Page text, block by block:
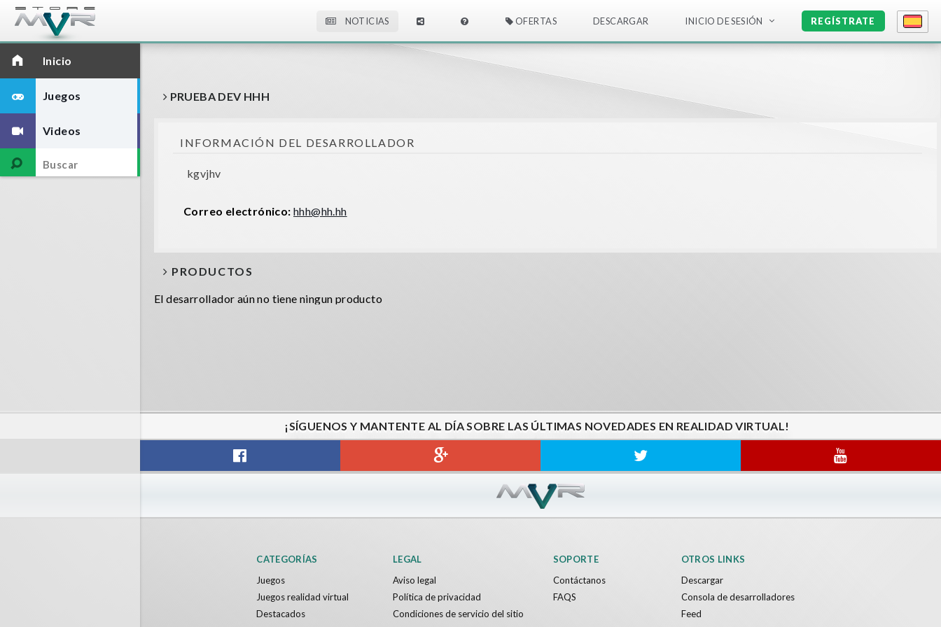
NOTICIAS OFERTAS DESCARGAR INICIO DE SESIÓN REGÍSTRATE
Inicio
Juegos
Videos
PRUEBA DEV HHH
INFORMACIÓN DEL DESARROLLADOR
kgvjhv
Correo electrónico: hhh@hh.hh
PRODUCTOS
El desarrollador aún no tiene ningun producto
¡SÍGUENOS Y MANTENTE AL DÍA SOBRE LAS ÚLTIMAS NOVEDADES EN REALIDAD VIRTUAL!
CATEGORÍAS
Juegos
Juegos realidad virtual
Destacados
LEGAL
Aviso legal
Política de privacidad
Condiciones de servicio del sitio
SOPORTE
Contáctanos
FAQS
OTROS LINKS
Descargar
Consola de desarrolladores
Feed